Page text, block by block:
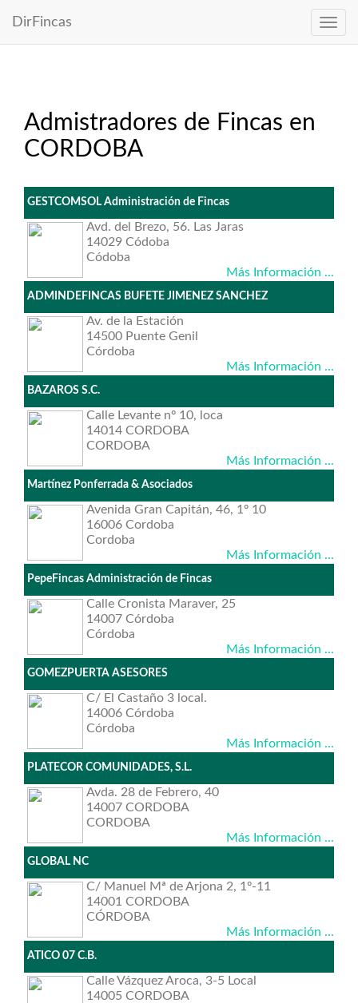
DirFincas
Admistradores de Fincas en
CORDOBA
GESTCOMSOL Administración de Fincas
Avd. del Brezo, 56. Las Jaras
14029 Códoba
Códoba
Más Información ...
ADMINDEFINCAS BUFETE JIMENEZ SANCHEZ
Av. de la Estación
14500 Puente Genil
Córdoba
Más Información ...
BAZAROS S.C.
Calle Levante nº 10, loca
14014 CORDOBA
CORDOBA
Más Información ...
Martínez Ponferrada & Asociados
Avenida Gran Capitán, 46, 1º 10
16006 Cordoba
Cordoba
Más Información ...
PepeFincas Administración de Fincas
Calle Cronista Maraver, 25
14007 Córdoba
Córdoba
Más Información ...
GOMEZPUERTA ASESORES
C/ El Castaño 3 local.
14006 Córdoba
Córdoba
Más Información ...
PLATECOR COMUNIDADES, S.L.
Avda. 28 de Febrero, 40
14007 CORDOBA
CORDOBA
Más Información ...
GLOBAL NC
C/ Manuel Mª de Arjona 2, 1º-11
14001 CORDOBA
CÓRDOBA
Más Información ...
ATICO 07 C.B.
Calle Vázquez Aroca, 3-5 Local
14005 CORDOBA